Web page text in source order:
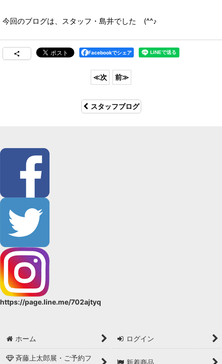
今回のブログは、スタッフ・島井でした (^^♪
Facebookでシェア
スタッフブログ
https://page.line.me/702ajtyq
ホーム ログイン
斉藤上太郎展・ご予約フ